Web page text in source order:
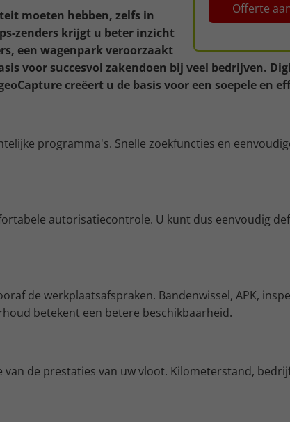
Offerte
moeten hebben, zelfs in
zenders krijgt u beter inzicht
een wagenpark veroorzaakt
voor succesvol zakendoen bij veel bedrijven.
creëert u de basis voor een soepele en
programma's. Snelle zoekfuncties en
autorisatiecontrole. U kunt dus eenvoudig
de werkplaatsafspraken. Bandenwissel, APK,
betekent een betere beschikbaarheid.
de prestaties van uw vloot. Kilometerstand,